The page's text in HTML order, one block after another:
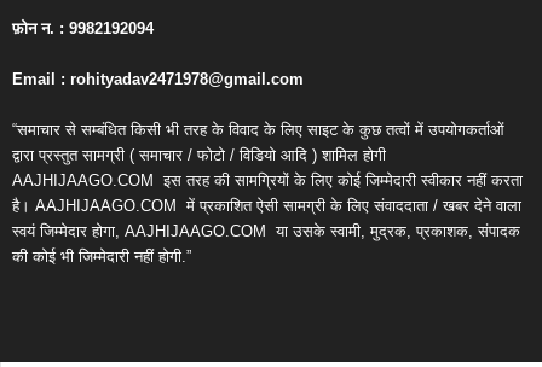
फ़ोन न. : 9982192094
Email : rohityadav2471978@gmail.com
“समाचार से सम्बंधित किसी भी तरह के विवाद के लिए साइट के कुछ तत्वों में उपयोगकर्ताओं
द्वारा प्रस्तुत सामग्री ( समाचार / फोटो / विडियो आदि ) शामिल होगी
AAJHIJAAGO.COM इस तरह की सामग्रियों के लिए कोई जिम्मेदारी स्वीकार नहीं करता
है। AAJHIJAAGO.COM में प्रकाशित ऐसी सामग्री के लिए संवाददाता / खबर देने वाला
स्वयं जिम्मेदार होगा, AAJHIJAAGO.COM या उसके स्वामी, मुद्रक, प्रकाशक, संपादक
की कोई भी जिम्मेदारी नहीं होगी.”